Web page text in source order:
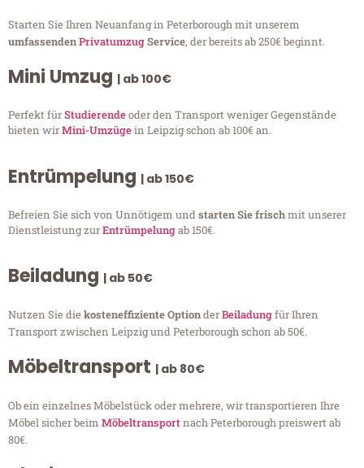
Starten Sie Ihren Neuanfang in Peterborough mit unserem
umfassendenPrivatumzugService, der bereits ab 250€ beginnt.
Mini Umzug | ab 100€
Perfekt fürStudierendeoder den Transport weniger Gegenstände
bieten wirMini-Umzügein Leipzig schon ab 100€ an.
Entrümpelung | ab 150€
Befreien Sie sich von Unnötigem undstarten Sie frischmit unserer
Dienstleistung zurEntrümpelungab 150€.
Beiladung | ab 50€
Nutzen Sie diekosteneffiziente OptionderBeiladungfür Ihren
Transport zwischen Leipzig und Peterborough schon ab 50€.
Möbeltransport | ab 80€
Ob ein einzelnes Möbelstück oder mehrere, wir transportieren Ihre
Möbel sicher beim Möbeltransportnach Peterborough preiswert ab
80€.